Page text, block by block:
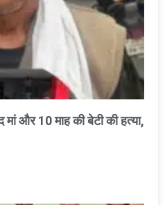
मां और 10 माह की बेटी की हत्या,